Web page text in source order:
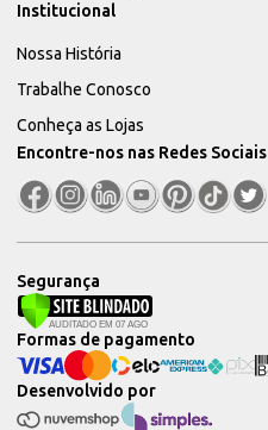
Institucional
Nossa História
Trabalhe Conosco
Conheça as Lojas
Encontre-nos nas Redes Sociais
Segurança
Desenvolvido por
Formas de pagamento